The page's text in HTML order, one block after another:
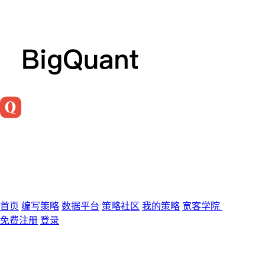
首页 编写策略 数据平台 策略社区 我的策略 宽客学院
免费注册 登录